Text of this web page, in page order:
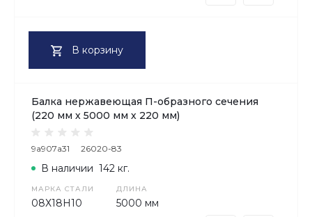
В корзину
Балка нержавеющая П-образного сечения
(220 мм х 5000 мм х 220 мм)
9a907a31 26020-83
МАРКА СТАЛИ
08Х18H10
ДЛИНА
5000 мм
В наличии 142 кг.